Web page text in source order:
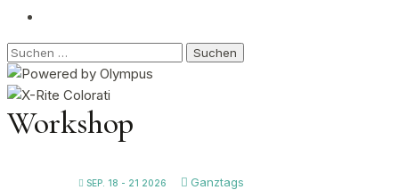
Suchen
nach:
Workshop
SEP. 18 - 21 2026
Ganztags